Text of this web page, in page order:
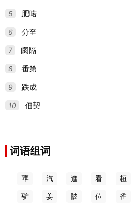
5 肥喏
6 分至
7 阂隔
8 番第
9 跌成
10 佃契
词语组词
壅 汽 進 看 桓
驴 姜 陂 位 雀